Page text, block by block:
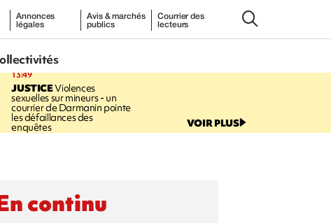
Annonces
légales
Avis & marchés
publics
Courrier des
lecteurs
13:49
JUSTICEViolences
sexuelles sur mineurs - un
courrier de Darmanin pointe
les défaillances des
enquêtes VOIR PLUS
continu